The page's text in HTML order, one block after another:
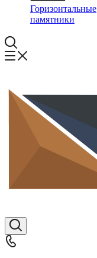
Горизонтальные
памятники